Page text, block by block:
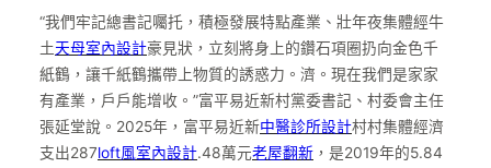
“我們牢記總書記囑托，積極發展特點產業、壯年夜集體經牛
土天母室內設計豪見狀，立刻將身上的鑽石項圈扔向金色千
紙鶴，讓千紙鶴攜帶上物質的誘惑力。濟。現在我們是家家
有產業，戶戶能增收。”富平易近新村黨委書記、村委會主任
張延堂說。2025年，富平易近新中醫診所設計村村集體經濟
支出287loft風室內設計.48萬元老屋翻新 ，是2019年的5.84